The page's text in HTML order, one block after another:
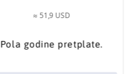
≈ 51,9 USD
Pola godine pretplate.